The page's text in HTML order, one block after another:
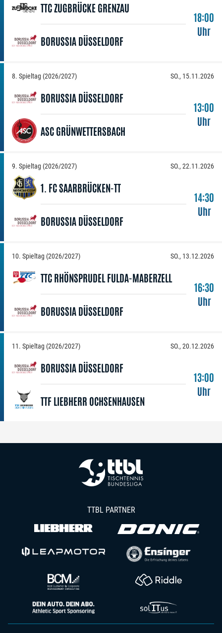
TTC ZUGBRÜCKE GRENZAU
BORUSSIA DÜSSELDORF
18:00
Uhr
8. Spieltag (2026/2027) SO., 15.11.2026
BORUSSIA DÜSSELDORF
ASC GRÜNWETTERSBACH
13:00
Uhr
9. Spieltag (2026/2027) SO., 22.11.2026
1. FC SAARBRÜCKEN-TT
BORUSSIA DÜSSELDORF
14:30
Uhr
10. Spieltag (2026/2027) SO., 13.12.2026
TTC RHÖNSPRUDEL FULDA-MABERZELL
BORUSSIA DÜSSELDORF
16:30
Uhr
11. Spieltag (2026/2027) SO., 20.12.2026
BORUSSIA DÜSSELDORF
TTF LIEBHERR OCHSENHAUSEN
13:00
Uhr
TTBL PARTNER